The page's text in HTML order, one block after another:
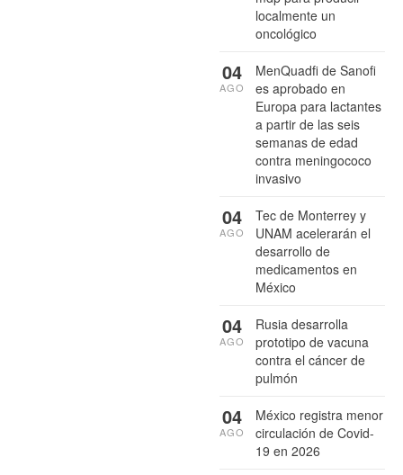
localmente un
oncológico
MenQuadfi de Sanofi
es aprobado en
Europa para lactantes
a partir de las seis
semanas de edad
contra meningococo
invasivo
04
AGO
Tec de Monterrey y
UNAM acelerarán el
desarrollo de
medicamentos en
México
04
AGO
Rusia desarrolla
prototipo de vacuna
contra el cáncer de
pulmón
04
AGO
México registra menor
circulación de Covid-
19 en 2026
04
AGO